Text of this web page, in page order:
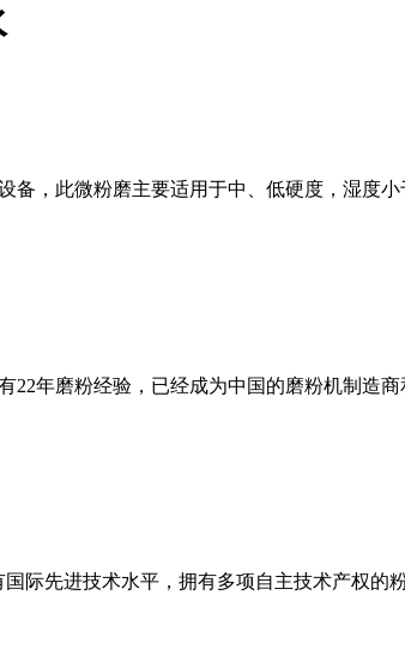
备，此微粉磨主要适用于中、低硬度，湿度
22年磨粉经验，已经成为中国的磨粉机制造
际先进技术水平，拥有多项自主技术产权